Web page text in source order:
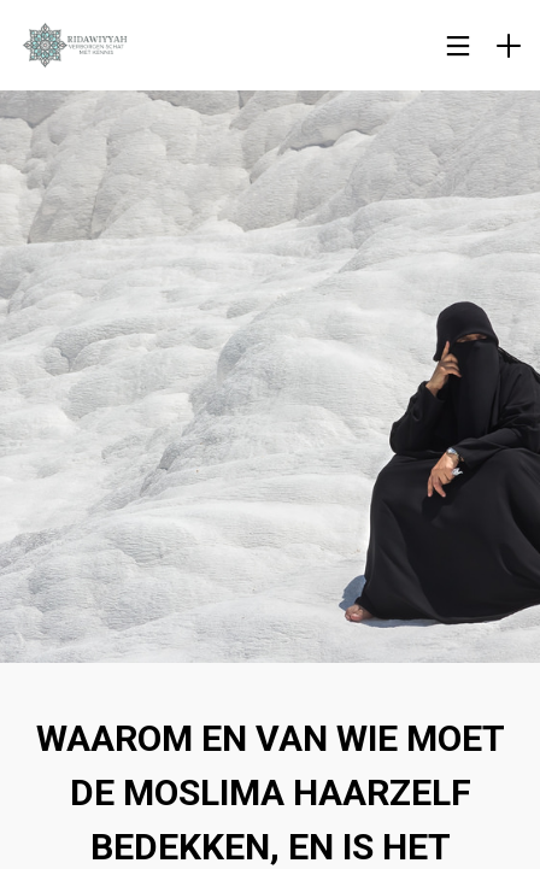
28
OKTOBER
2023
SURAH AL-ANAM 6 AYAT
66-69: KUNNEN MOSLIMS
DE BIJEENKOMSTEN VAN
ONGELOVIGEN BIJWONEN?
19
OKTOBER
2023
BIOGRAFIE VAN IBN ‘ABIDIN
19
OKTOBER
2023
WAT GEBEURT ER ALS EEN
MOSLIM DE ISLAM
BELEDIGT?
18
OKTOBER
2023
BIOGRAFIE VAN
MUHAMMAD AURANGZEB
OKTOBER
KUNNEN MOSLIMS
HINDOE-GODEN
GELIJKSCHAKELEN MET
PROFETEN EN RUIMTE
WAAROM EN VAN WIE MOET
DE MOSLIMA HAARZELF
BEDEKKEN, EN IS HET